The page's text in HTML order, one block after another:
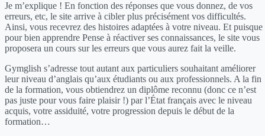
Je m’explique ! En fonction des réponses que vous donnez, de vos
erreurs, etc, le site arrive à cibler plus précisément vos difficultés.
Ainsi, vous recevrez des histoires adaptées à votre niveau. Et puisque
pour bien apprendre Pense à réactiver ses connaissances, le site vous
proposera un cours sur les erreurs que vous aurez fait la veille.
Gymglish s’adresse tout autant aux particuliers souhaitant améliorer
leur niveau d’anglais qu’aux étudiants ou aux professionnels. A la fin
de la formation, vous obtiendrez un diplôme reconnu (donc ce n’est
pas juste pour vous faire plaisir !) par l’État français avec le niveau
acquis, votre assiduité, votre progression depuis le début de la
formation…